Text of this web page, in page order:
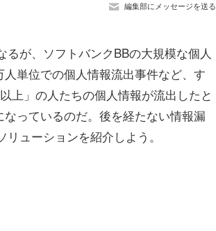
編集部にメッセージを送る
が、ソフトバンクBBの大規模な個人
単位での個人情報流出事件など、す
上」の人たちの個人情報が流出したと
っているのだ。後を経たない情報漏
ューションを紹介しよう。